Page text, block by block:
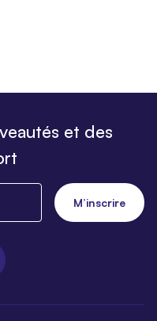
et des
M’inscrire